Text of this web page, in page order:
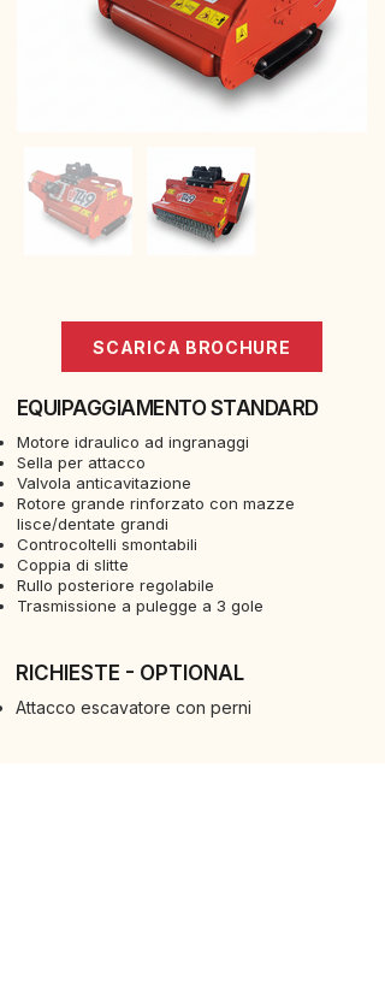
SCARICA BROCHURE
EQUIPAGGIAMENTO STANDARD
Motore idraulico ad ingranaggi
Sella per attacco
Valvola anticavitazione
Rotore grande rinforzato con mazze
lisce/dentate grandi
Controcoltelli smontabili
Coppia di slitte
Rullo posteriore regolabile
Trasmissione a pulegge a 3 gole
RICHIESTE - OPTIONAL
Attacco escavatore con perni